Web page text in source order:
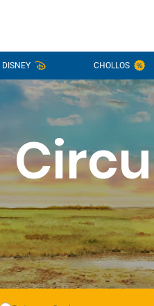
DISNEY CHOLLOS